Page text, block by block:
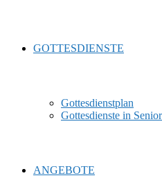
GOTTESDIENSTE
Gottesdienstplan
Gottesdienste in
ANGEBOTE